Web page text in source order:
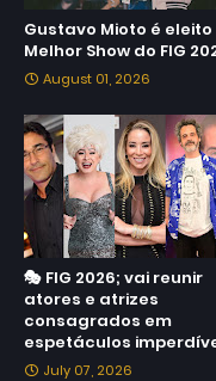
Gustavo Mioto é eleito
Melhor Show do FIG
August 01, 2026
🎭 FIG 2026; vai reunir
atores e atrizes
consagrados em
espetáculos
July 07, 2026